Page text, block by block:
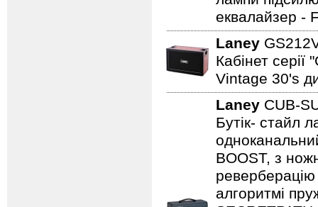
еквалайзер -
Laney
Кабінет
Vintage 30's
Laney CUB-
Бутік- стайл
BOOST, з
алгоритмі